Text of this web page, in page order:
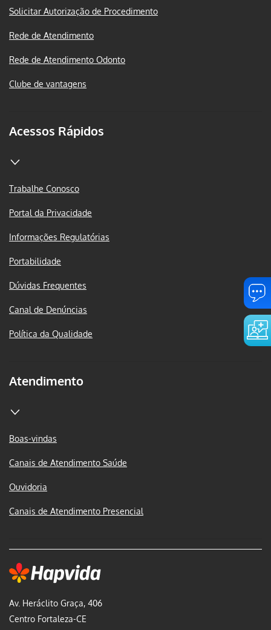
Av. Heráclito Graça, 406
Centro Fortaleza-CE
Solicitar Autorização de Procedimento
Rede de Atendimento
Rede de Atendimento Odonto
Clube de vantagens
Acessos Rápidos
Trabalhe Conosco
Portal da Privacidade
Informações Regulatórias
Portabilidade
Dúvidas Frequentes
Canal de Denúncias
Política da Qualidade
Atendimento
Boas-vindas
Canais de Atendimento Saúde
Ouvidoria
Canais de Atendimento Presencial